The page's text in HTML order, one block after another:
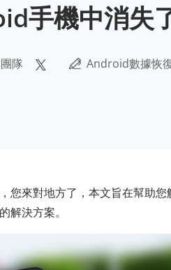
手機中消失
隊 Android數據恢
來對地方了，本文旨在幫助
決方案。